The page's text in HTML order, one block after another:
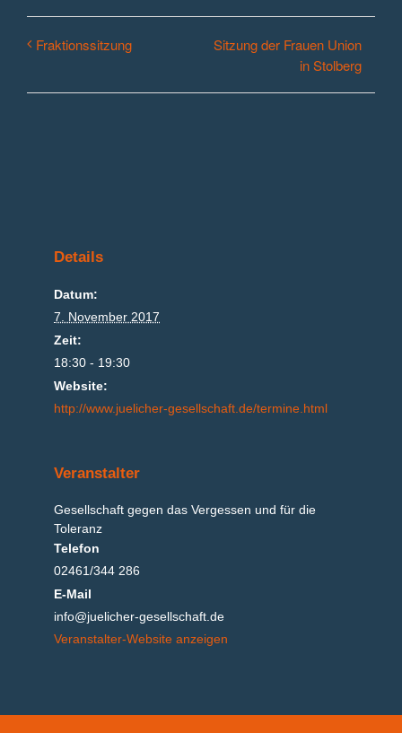
Fraktionssitzung
Sitzung der Frauen Union
in Stolberg
Details
Datum:
7. November 2017
Zeit:
18:30 - 19:30
Website:
http://www.juelicher-gesellschaft.de/termine.html
Veranstalter
Gesellschaft gegen das Vergessen und für die
Toleranz
Telefon
02461/344 286
E-Mail
info@juelicher-gesellschaft.de
Veranstalter-Website anzeigen